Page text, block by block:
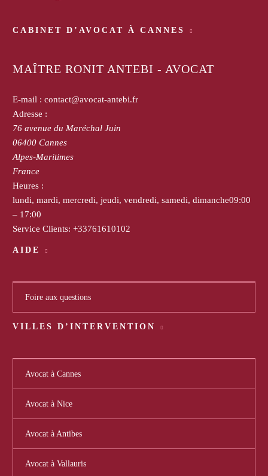
CABINET D’AVOCAT À CANNES
MAÎTRE RONIT ANTEBI - AVOCAT
E-mail : contact@avocat-antebi.fr
Adresse :
76 avenue du Maréchal Juin
06400 Cannes
Alpes-Maritimes
France
Heures :
lundi, mardi, mercredi, jeudi, vendredi, samedi, dimanche09:00
– 17:00
Service Clients: +33761610102
AIDE
Foire aux questions
VILLES D’INTERVENTION
Avocat à Cannes
Avocat à Nice
Avocat à Antibes
Avocat à Vallauris